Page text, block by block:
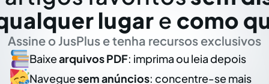
lugar e como
Assine o JusPlus e tenha recursos exclusivos
Baixearquivos PDF: imprima ou leia depois
Naveguesem anúncios: concentre-se mais